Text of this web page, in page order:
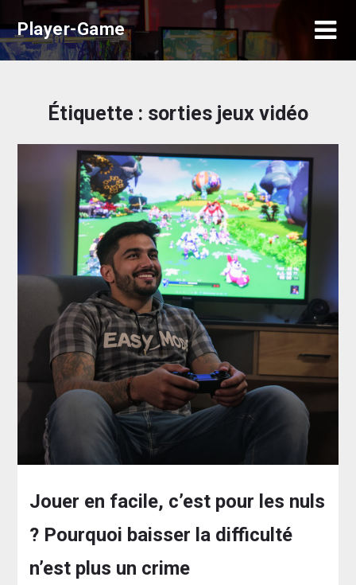
to
content
Player-Game
Étiquette : sorties jeux vidéo
Jouer en facile, c’est pour les nuls
? Pourquoi baisser la difficulté
n’est plus un crime